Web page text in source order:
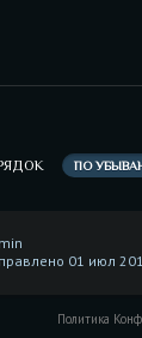
ПО
01 июл
Политика